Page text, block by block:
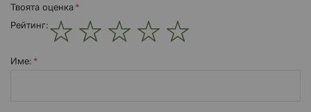
Твоята оценка
Рейтинг:
Име: